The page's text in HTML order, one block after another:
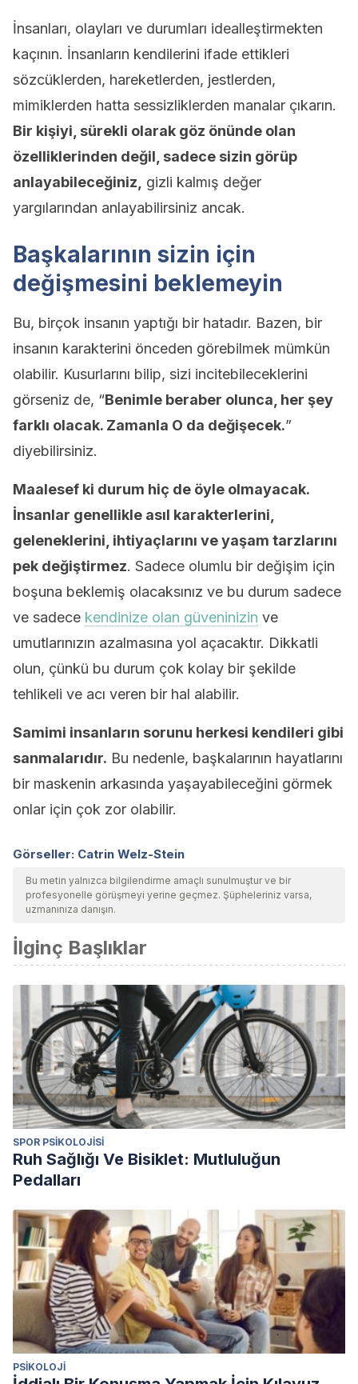
İnsanları, olayları ve durumları idealleştirmekten
kaçının. İnsanların kendilerini ifade ettikleri
sözcüklerden, hareketlerden, jestlerden,
mimiklerden hatta sessizliklerden manalar çıkarın.
Bir kişiyi, sürekli olarak göz önünde olan
özelliklerinden değil, sadece sizin görüp
anlayabileceğiniz,
gizli kalmış değer
yargılarından anlayabilirsiniz ancak.
Başkalarının sizin için
değişmesini beklemeyin
Bu, birçok insanın yaptığı bir hatadır. Bazen, bir
insanın karakterini önceden görebilmek mümkün
olabilir. Kusurlarını bilip, sizi incitebileceklerini
görseniz de, “Benimle beraber olunca, her şey
farklı olacak. Zamanla O da değişecek.”
diyebilirsiniz.
Maalesef ki durum hiç de öyle olmayacak.
İnsanlar genellikle asıl karakterlerini,
geleneklerini, ihtiyaçlarını ve yaşam tarzlarını
pek değiştirmez. Sadece olumlu bir değişim için
boşuna beklemiş olacaksınız ve bu durum sadece
ve sadece kendinize olan güveninizin ve
umutlarınızın azalmasına yol açacaktır. Dikkatli
olun, çünkü bu durum çok kolay bir şekilde
tehlikeli ve acı veren bir hal alabilir.
Samimi insanların sorunu herkesi kendileri gibi
sanmalarıdır. Bu nedenle, başkalarının hayatlarını
bir maskenin arkasında yaşayabileceğini görmek
onlar için çok zor olabilir.
Görseller: Catrin Welz-Stein
Bu metin yalnızca bilgilendirme amaçlı sunulmuştur ve bir
profesyonelle görüşmeyi yerine geçmez. Şüpheleriniz varsa,
uzmanınıza danışın.
İlginç Başlıklar
SPOR PSIKOLOJISI
Ruh Sağlığı Ve Bisiklet: Mutluluğun
Pedalları
PSIKOLOJI